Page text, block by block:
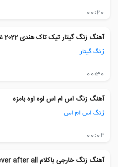
00:20
آهنگ زنگ گیتار تیک تاک هندی 2022 غمگین
زنگ گیتار
00:30
آهنگ زنگ اس ام اس اوه اوه بامزه
زنگ اس ام اس
00:02
آهنگ زنگ خارجی باکلام forever after all